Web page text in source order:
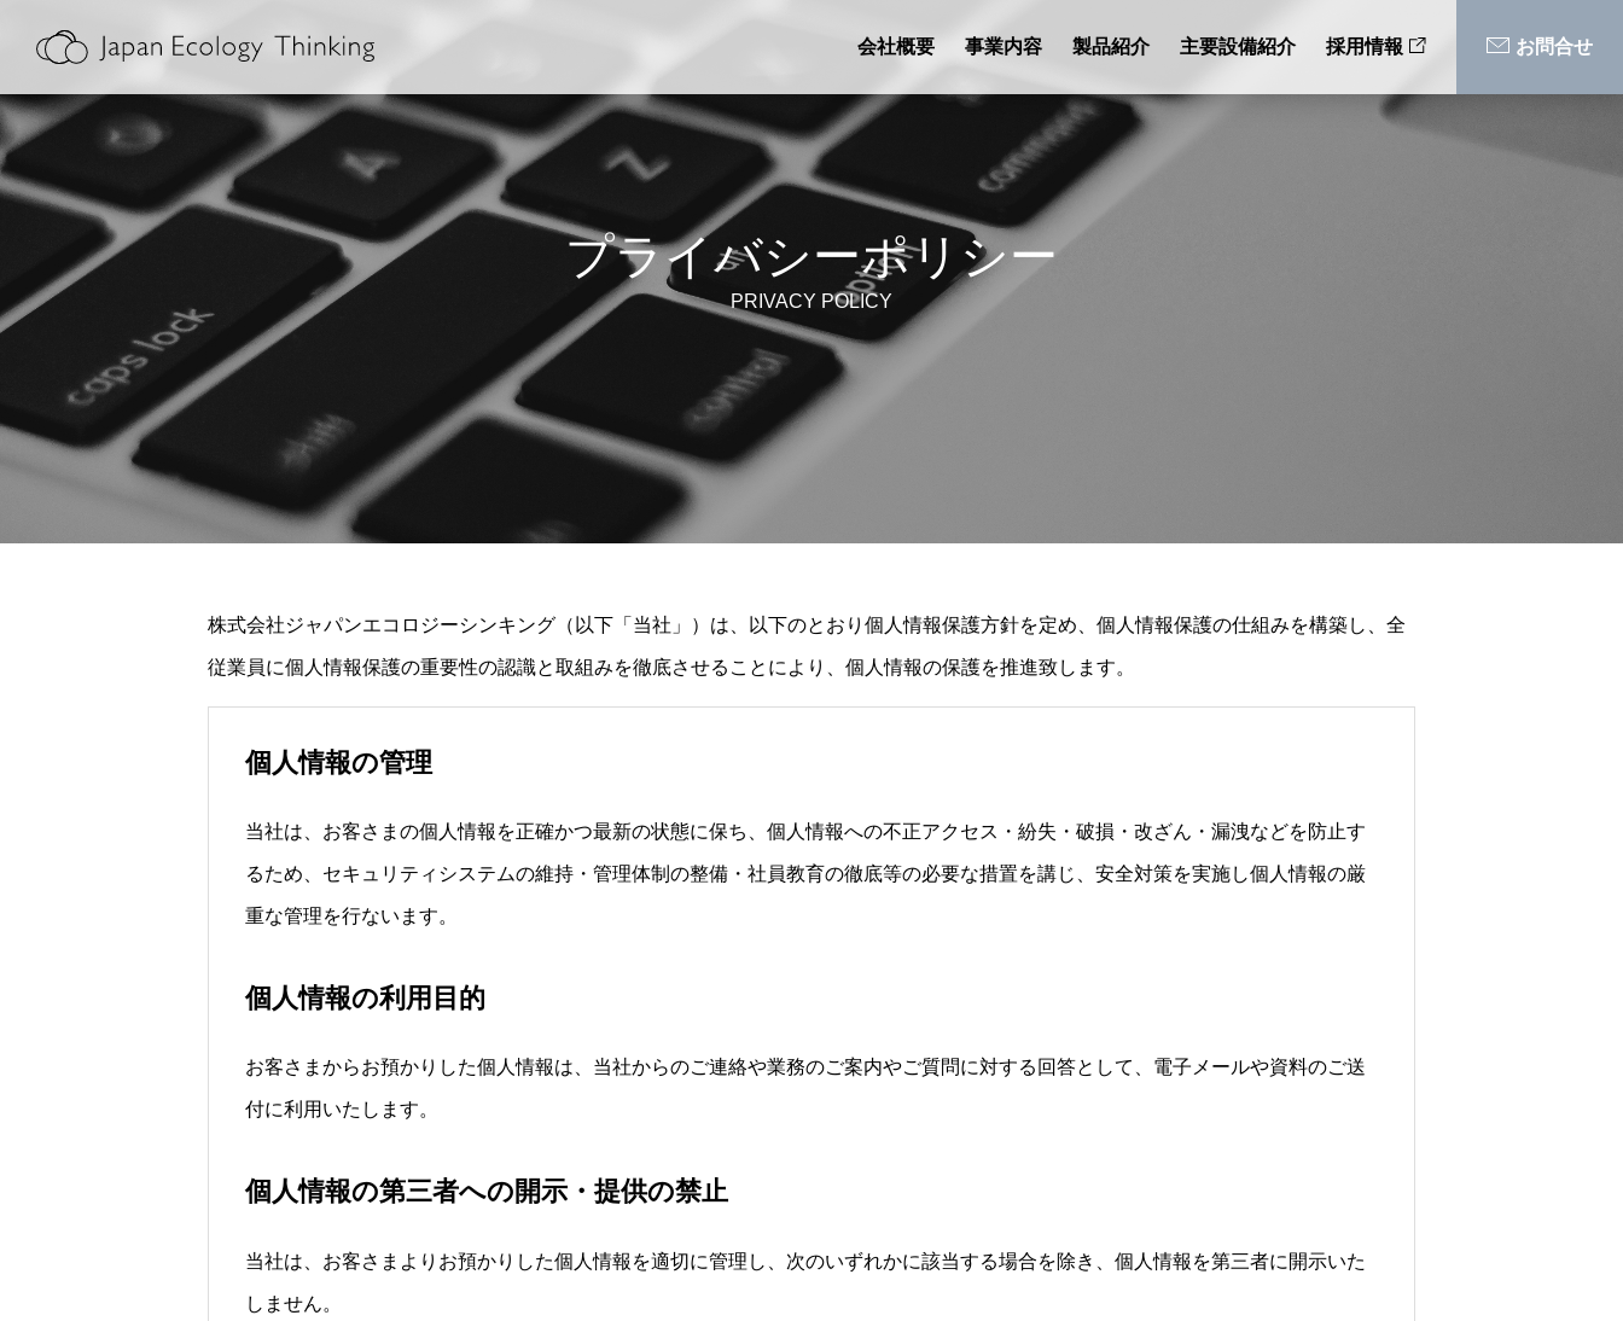
会社概要
ABOUT
会社案内 環境への取り組み
事業内容
SERVICE
天然調味料の製造・販売
健康食品
食用油脂
有機肥料
製品紹介
PRODUCT 原料系エキス
原料系オイル
業務用スープ
たれ
主要設備紹介 採用情報 お問合せ
プライバシーポリシー
PRIVACY POLICY
株式会社ジャパンエコロジーシンキング（以下「当社」）は、以下のとおり個人情報保護方針を定め、個人情報保護の仕組みを構築し、全
従業員に個人情報保護の重要性の認識と取組みを徹底させることにより、個人情報の保護を推進致します。
個人情報の管理
当社は、お客さまの個人情報を正確かつ最新の状態に保ち、個人情報への不正アクセス・紛失・破損・改ざん・漏洩などを防止す
るため、セキュリティシステムの維持・管理体制の整備・社員教育の徹底等の必要な措置を講じ、安全対策を実施し個人情報の厳
重な管理を行ないます。
個人情報の利用目的
お客さまからお預かりした個人情報は、当社からのご連絡や業務のご案内やご質問に対する回答として、電子メールや資料のご送
付に利用いたします。
個人情報の第三者への開示・提供の禁止
当社は、お客さまよりお預かりした個人情報を適切に管理し、次のいずれかに該当する場合を除き、個人情報を第三者に開示いた
しません。